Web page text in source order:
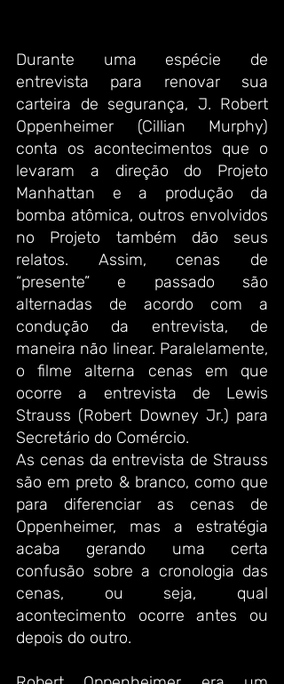
Durante uma espécie de
entrevista para renovar sua
carteira de segurança, J. Robert
Oppenheimer (Cillian Murphy)
conta os acontecimentos que o
levaram a direção do Projeto
Manhattan e a produção da
bomba atômica, outros envolvidos
no Projeto também dão seus
relatos. Assim, cenas de
“presente” e passado são
alternadas de acordo com a
condução da entrevista, de
maneira não linear. Paralelamente,
o filme alterna cenas em que
ocorre a entrevista de Lewis
Strauss (Robert Downey Jr.) para
Secretário do Comércio.
As cenas da entrevista de Strauss
são em preto & branco, como que
para diferenciar as cenas de
Oppenheimer, mas a estratégia
acaba gerando uma certa
confusão sobre a cronologia das
cenas, ou seja, qual
acontecimento ocorre antes ou
depois do outro.